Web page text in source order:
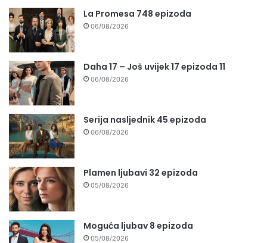
La Promesa 748 epizoda
06/08/2026
Daha 17 – Još uvijek 17 epizoda 11
06/08/2026
Serija nasljednik 45 epizoda
06/08/2026
Plamen ljubavi 32 epizoda
05/08/2026
Moguća ljubav 8 epizoda
05/08/2026